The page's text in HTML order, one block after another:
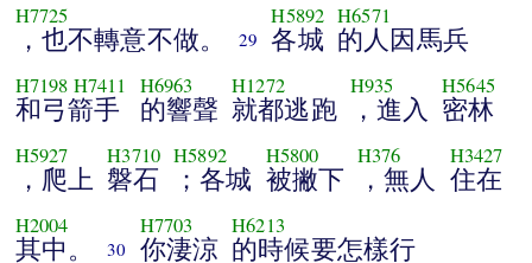
H7725
，也不轉意不做。 29
H5892
各城
H6571
的人因馬兵
H7198 H7411
和弓箭手
H6963
的響聲
H1272
就都逃跑
H935
，進入
H5645
密林
H5927
，爬上
H3710
磐石
H5892
；各城
H5800
被撇下
H376
，無人
H3427
住在
H2004
其中。 30
H7703
你淒涼
H6213
的時候要怎樣行